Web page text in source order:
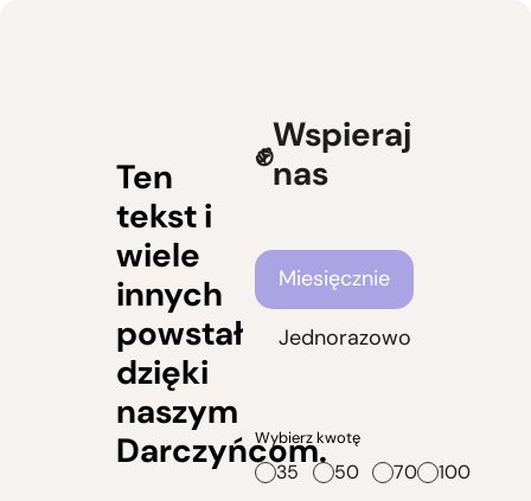
Ten
tekst i
wiele
innych
powstał
dzięki
naszym
Darczyńcom.
Wspieraj
nas
Częstotliwość wsparcia
Miesięcznie
Jednorazowo
Wybierz kwotę
35 50 70
100